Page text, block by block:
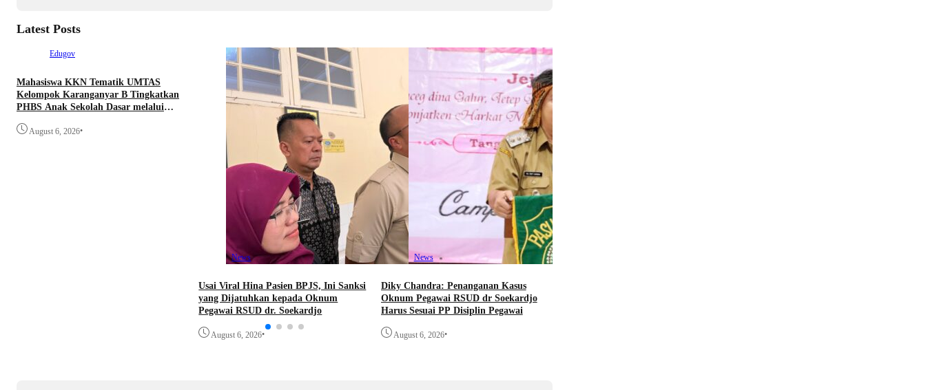
Latest Posts
Edugov
Mahasiswa KKN Tematik UMTAS
Kelompok Karanganyar B Tingkatkan
PHBS Anak Sekolah Dasar melalui
August 6, 2026•
News
Usai Viral Hina Pasien BPJS, Ini Sanksi
yang Dijatuhkan kepada Oknum
Pegawai RSUD dr. Soekardjo
August 6, 2026•
News
Diky Chandra: Penanganan Kasus
Oknum Pegawai RSUD dr Soekardjo
Harus Sesuai PP Disiplin Pegawai
August 6, 2026•